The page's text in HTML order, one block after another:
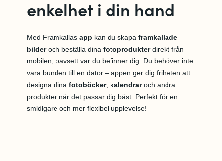
enkelhet i din hand
Med Framkallasapp kan du skapaframkallade
bilderoch beställa dinafotoprodukterdirekt från
mobilen, oavsett var du befinner dig. Du behöver inte
vara bunden till en dator – appen ger dig friheten att
designa dinafotoböcker, kalendraroch andra
produkter när det passar dig bäst. Perfekt för en
smidigare och mer flexibel upplevelse!